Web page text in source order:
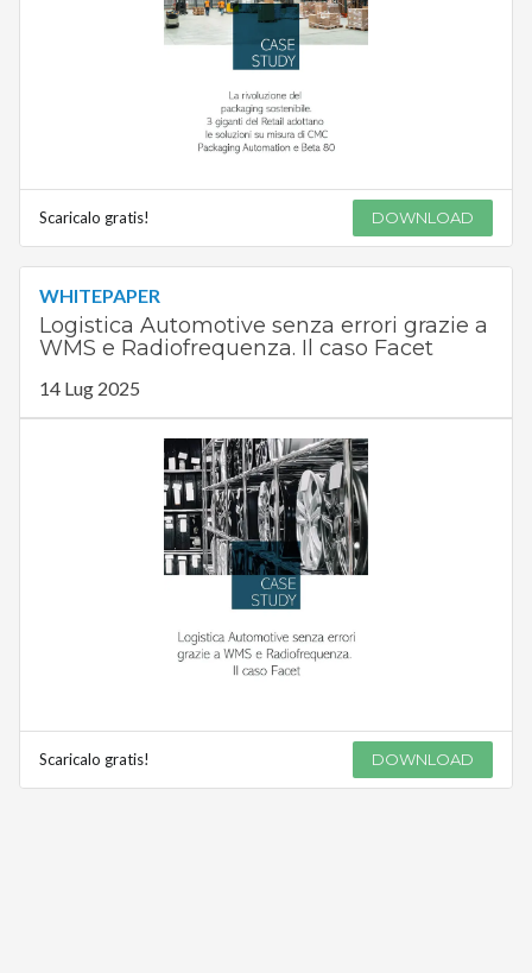
Scaricalo gratis! DOWNLOAD
WHITEPAPER
Logistica Automotive senza errori grazie a
WMS e Radiofrequenza. Il caso Facet
14 Lug 2025
Scaricalo gratis! DOWNLOAD